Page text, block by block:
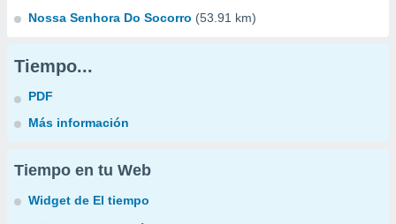
Nossa Senhora Do Socorro (53.91 km)
Tiempo...
PDF
Más información
Tiempo en tu Web
Widget de El tiempo